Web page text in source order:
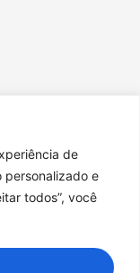
de
personalizado e
todos”, você